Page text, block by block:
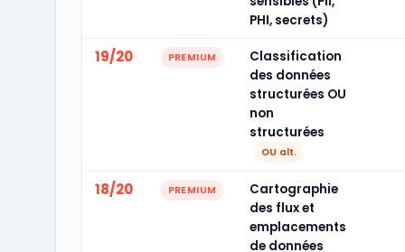
PHI, secrets)
19/20 PREMIUM
Classification
des données
structurées OU
non
structurées
OU alt.
18/20 PREMIUM
Cartographie
des flux et
emplacements
de données